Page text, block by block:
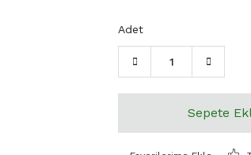
Adet
Sepete